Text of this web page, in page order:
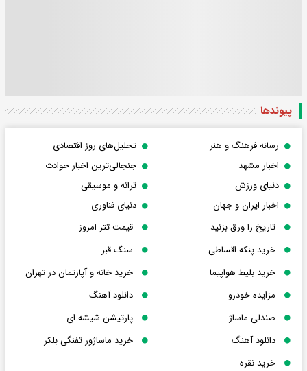
پیوندها
رسانه فرهنگ و هنر
تحلیل‌های روز اقتصادی
اخبار مشهد
جنجالی‌ترین اخبار حوادث
دنیای ورزش
ترانه و موسیقی
اخبار ایران و جهان
دنیای فناوری
تاریخ را ورق بزنید
قیمت تتر امروز
خرید پنکه اقساطی
سنگ قبر
خرید بلیط هواپیما
خرید خانه و آپارتمان در تهران
مزایده خودرو
دانلود آهنگ
صندلی ماساژ
پارتیشن شیشه ای
دانلود آهنگ
خرید ماساژور تفنگی بلکر
خرید نقره